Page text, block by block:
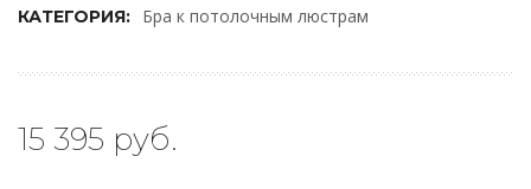
КАТЕГОРИЯ: Бра к потолочным люстрам
15 395 руб.